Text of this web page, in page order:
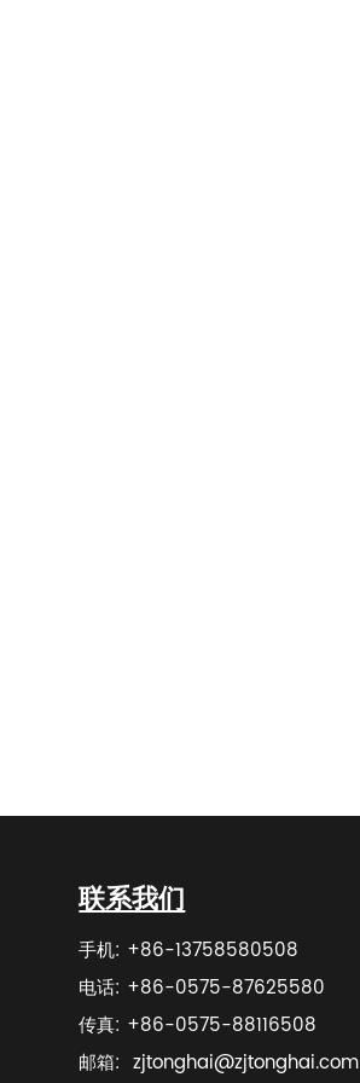
联系我们
手机: +86-13758580508
电话: +86-0575-87625580
传真: +86-0575-88116508
邮箱:zjtonghai@zjtonghai.com